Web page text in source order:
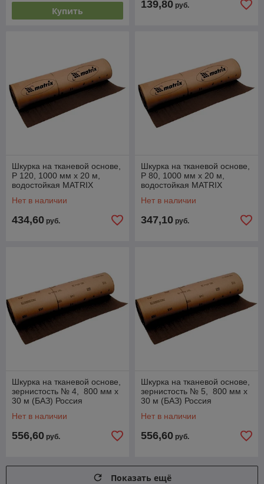
Купить
139,80 руб.
Шкурка на тканевой основе,
P 120, 1000 мм х 20 м,
водостойкая MATRIX
Нет в наличии
434,60 руб.
Шкурка на тканевой основе,
P 80, 1000 мм х 20 м,
водостойкая MATRIX
Нет в наличии
347,10 руб.
Шкурка на тканевой основе,
зернистость № 4, 800 мм х
30 м (БАЗ) Россия
Нет в наличии
556,60 руб.
Шкурка на тканевой основе,
зернистость № 5, 800 мм х
30 м (БАЗ) Россия
Нет в наличии
556,60 руб.
Показать ещё